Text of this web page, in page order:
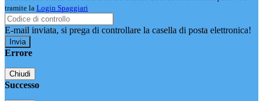
tramite la Login Spaggiari
E-mail inviata, si prega di controllare la casella di posta elettronica!
Errore
Chiudi
Successo